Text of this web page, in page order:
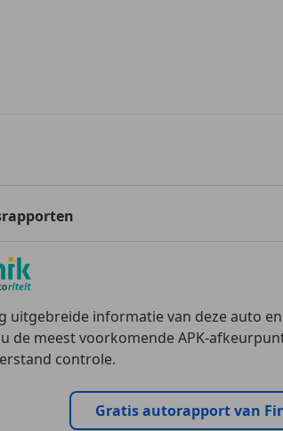
uitgebreide informatie van deze auto
de meest voorkomende APK-
controle.
Gratis autorapport van